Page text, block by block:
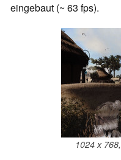
eingebaut (~ 63 fps).
1024 x